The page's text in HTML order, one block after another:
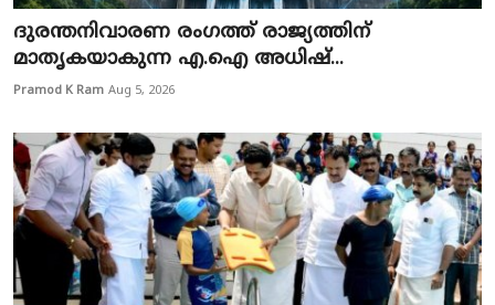
ദുരന്തനിവാരണ രംഗത്ത് രാജ്യത്തിന്
മാതൃകയാകുന്ന എ.ഐ അധിഷ്...
Pramod K Ram Aug 5, 2026